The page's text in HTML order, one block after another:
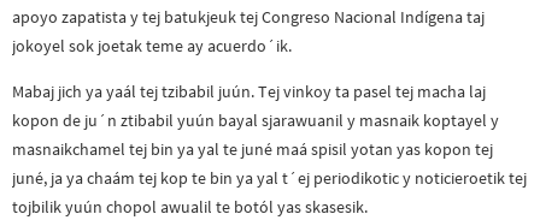
apoyo zapatista y tej batukjeuk tej Congreso Nacional Indígena taj
jokoyel sok joetak teme ay acuerdo´ik.
Mabaj jich ya yaál tej tzibabil juún. Tej vinkoy ta pasel tej macha laj
kopon de ju´n ztibabil yuún bayal sjarawuanil y masnaik koptayel y
masnaikchamel tej bin ya yal te juné maá spisil yotan yas kopon tej
juné, ja ya chaám tej kop te bin ya yal t´ej periodikotic y noticieroetik tej
tojbilik yuún chopol awualil te botól yas skasesik.